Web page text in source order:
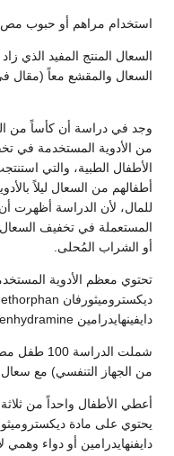
استخدام مراهم أو حبوب مص
السعال المنتج المفيد الذي
السعال والمقشع معاً (مقال
وجد في دراسة أن كأساً من
من الأدوية المستخدمة في
الأطفال الطبية، والتي
أطفالهم من السعال ليلاً
للمال، لأن الدراسة أظهرت
المستعملة في تخفيف السعال
أو الشراب المُحلى.
تحتوي معظم الأدوية
دايفينهايدرامين Diphenhydramine المضادة للحساسية.
شملت
من الجهاز التنفسي) مع سعال
أعطي الأطفال واحداً من ثلاثة
يحتوي على مادة
دايفنهايدرامين أو دواء وهمي